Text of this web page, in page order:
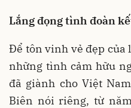
Lắng đọng tình đoàn
Để tôn vinh vẻ đẹp của
những tình cảm hữu
đã giành cho Việt
Biên nói riêng, từ